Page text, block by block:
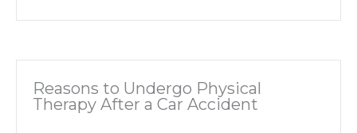
Reasons to Undergo Physical
Therapy After a Car Accident